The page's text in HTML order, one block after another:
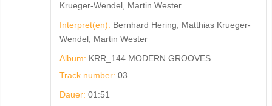
Krueger-Wendel, Martin Wester
Interpret(en): Bernhard Hering, Matthias Krueger-
Wendel, Martin Wester
Album: KRR_144 MODERN GROOVES
Track number: 03
Dauer: 01:51